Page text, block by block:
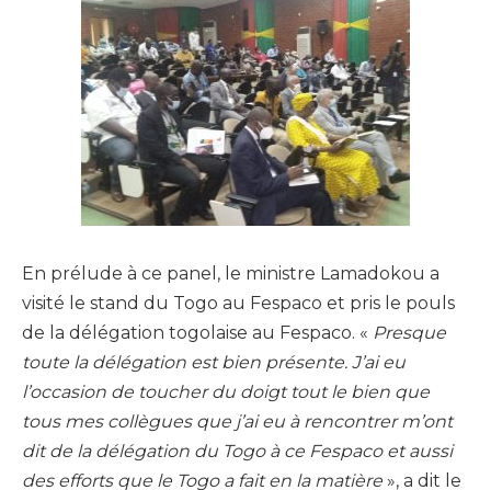
En prélude à ce panel, le ministre Lamadokou a
visité le stand du Togo au Fespaco et pris le pouls
de la délégation togolaise au Fespaco. « Presque
toute la délégation est bien présente. J’ai eu
l’occasion de toucher du doigt tout le bien que
tous mes collègues que j’ai eu à rencontrer m’ont
dit de la délégation du Togo à ce Fespaco et aussi
des efforts que le Togo a fait en la matière », a dit le